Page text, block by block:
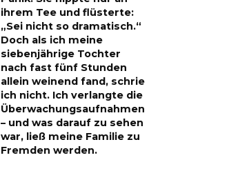
ihrem Tee und flüsterte:
„Sei nicht so dramatisch.“
Doch als ich meine
siebenjährige Tochter
nach fast fünf Stunden
allein weinend fand, schrie
ich nicht. Ich verlangte die
Überwachungsaufnahmen
– und was darauf zu sehen
war, ließ meine Familie zu
Fremden werden.